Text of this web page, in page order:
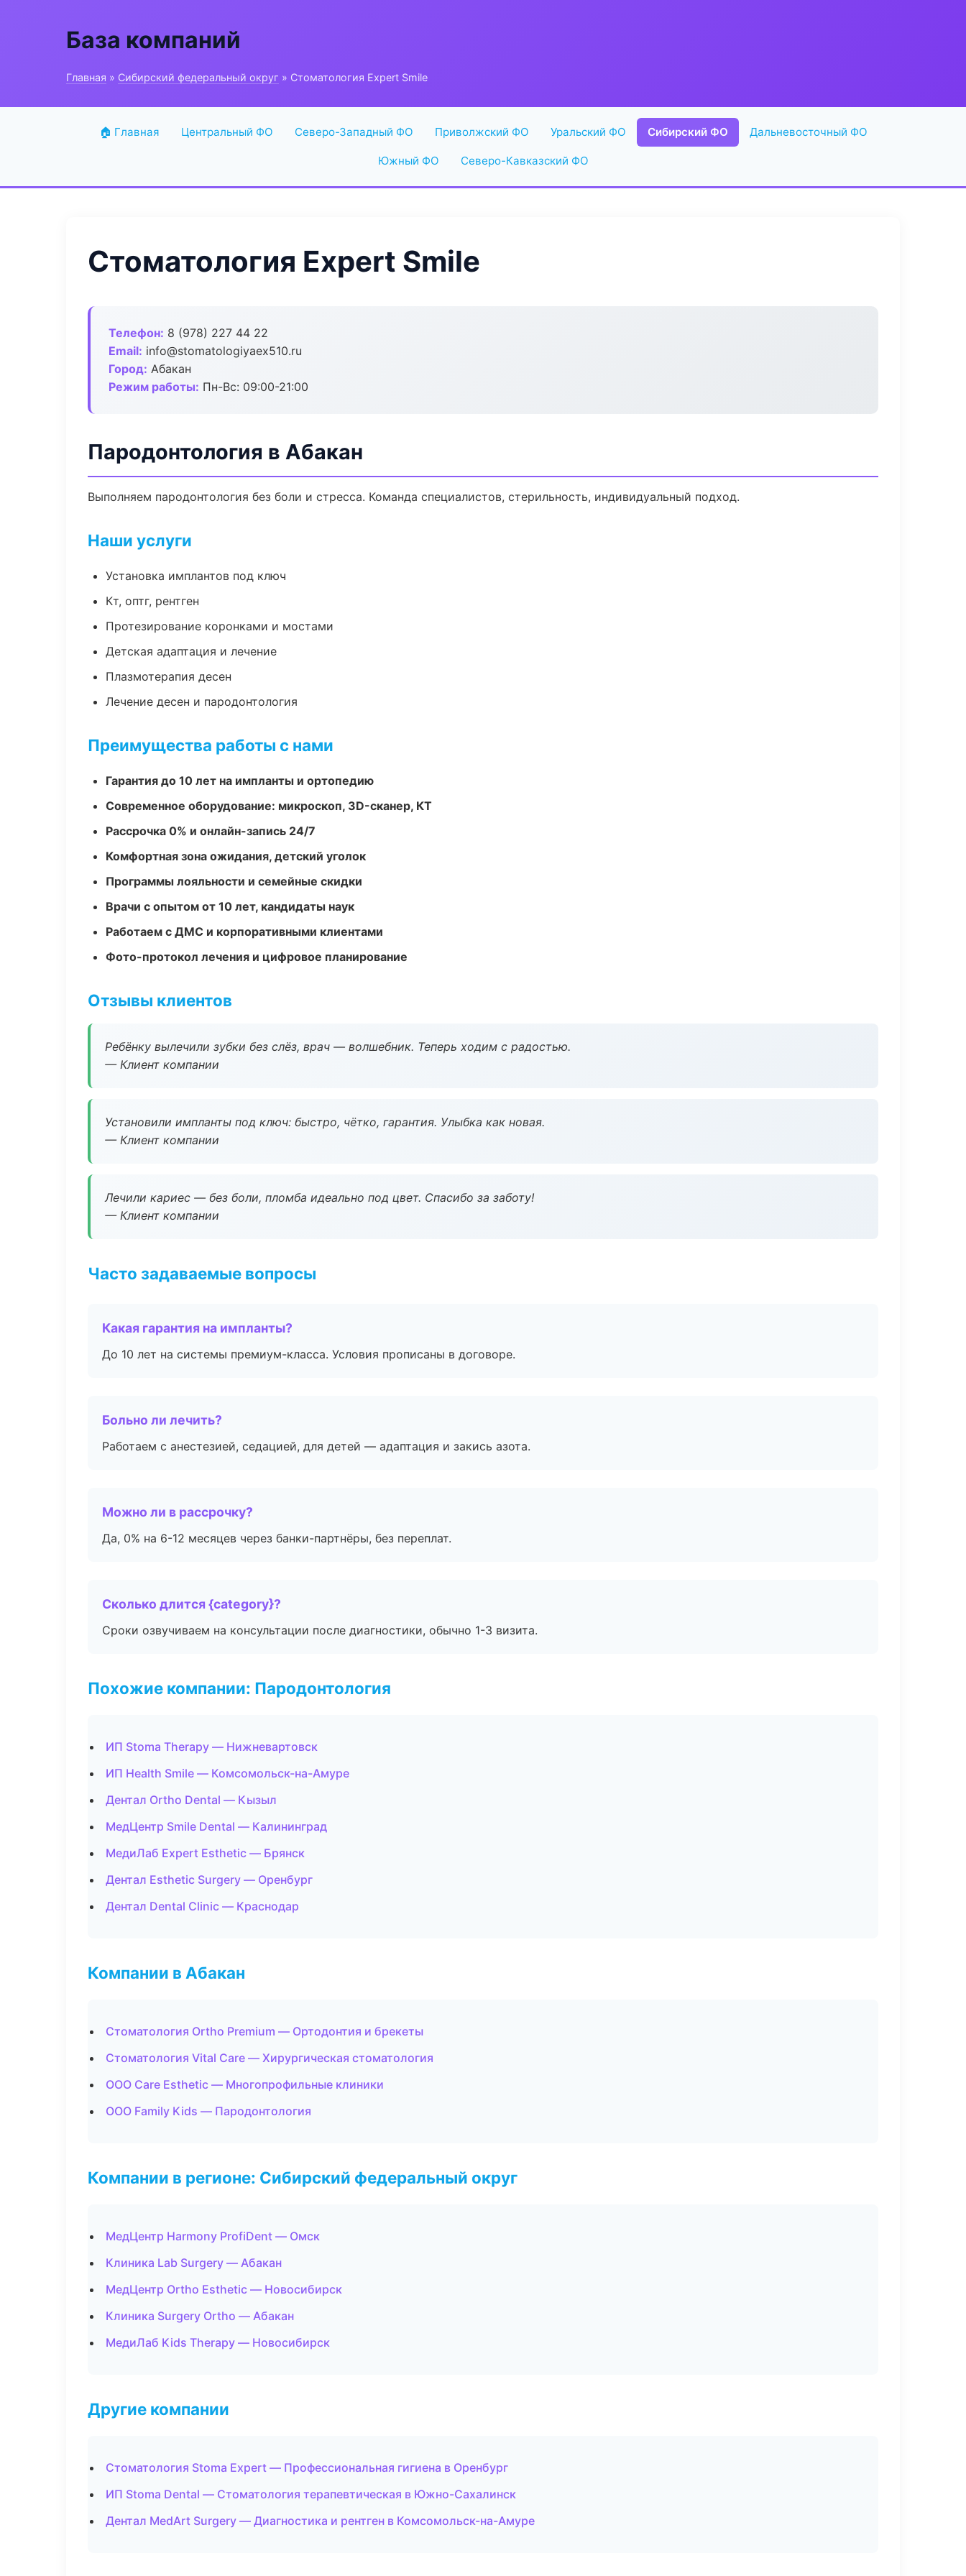
База компаний
Главная » Сибирский федеральный округ » Стоматология Expert Smile
🏠 Главная Центральный ФО Северо-Западный ФО Приволжский ФО Уральский ФО Сибирский ФО Дальневосточный ФО
Южный ФО Северо-Кавказский ФО
Стоматология Expert Smile
Телефон: 8 (978) 227 44 22
Email: info@stomatologiyaex510.ru
Город: Абакан
Режим работы: Пн-Вс: 09:00-21:00
Пародонтология в Абакан
Выполняем пародонтология без боли и стресса. Команда специалистов, стерильность, индивидуальный подход.
Наши услуги
Установка имплантов под ключ
Кт, оптг, рентген
Протезирование коронками и мостами
Детская адаптация и лечение
Плазмотерапия десен
Лечение десен и пародонтология
Преимущества работы с нами
Гарантия до 10 лет на импланты и ортопедию
Современное оборудование: микроскоп, 3D-сканер, КТ
Рассрочка 0% и онлайн-запись 24/7
Комфортная зона ожидания, детский уголок
Программы лояльности и семейные скидки
Врачи с опытом от 10 лет, кандидаты наук
Работаем с ДМС и корпоративными клиентами
Фото-протокол лечения и цифровое планирование
Отзывы клиентов
Ребёнку вылечили зубки без слёз, врач — волшебник. Теперь ходим с радостью.
— Клиент компании
Установили импланты под ключ: быстро, чётко, гарантия. Улыбка как новая.
— Клиент компании
Лечили кариес — без боли, пломба идеально под цвет. Спасибо за заботу!
— Клиент компании
Часто задаваемые вопросы
Какая гарантия на импланты?
До 10 лет на системы премиум-класса. Условия прописаны в договоре.
Больно ли лечить?
Работаем с анестезией, седацией, для детей — адаптация и закись азота.
Можно ли в рассрочку?
Да, 0% на 6-12 месяцев через банки-партнёры, без переплат.
Сколько длится {category}?
Сроки озвучиваем на консультации после диагностики, обычно 1-3 визита.
Похожие компании: Пародонтология
ИП Stoma Therapy — Нижневартовск
ИП Health Smile — Комсомольск-на-Амуре
Дентал Ortho Dental — Кызыл
МедЦентр Smile Dental — Калининград
МедиЛаб Expert Esthetic — Брянск
Дентал Esthetic Surgery — Оренбург
Дентал Dental Clinic — Краснодар
Компании в Абакан
Стоматология Ortho Premium — Ортодонтия и брекеты
Стоматология Vital Care — Хирургическая стоматология
ООО Care Esthetic — Многопрофильные клиники
ООО Family Kids — Пародонтология
Компании в регионе: Сибирский федеральный округ
МедЦентр Harmony ProfiDent — Омск
Клиника Lab Surgery — Абакан
МедЦентр Ortho Esthetic — Новосибирск
Клиника Surgery Ortho — Абакан
МедиЛаб Kids Therapy — Новосибирск
Другие компании
Стоматология Stoma Expert — Профессиональная гигиена в Оренбург
ИП Stoma Dental — Стоматология терапевтическая в Южно-Сахалинск
Дентал MedArt Surgery — Диагностика и рентген в Комсомольск-на-Амуре